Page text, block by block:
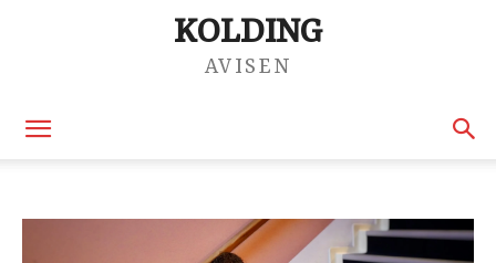
KOLDING
AVISEN